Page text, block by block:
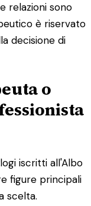
relazioni sono
è riservato
decisione di
o
iscritti all'Albo
figure principali
scelta.